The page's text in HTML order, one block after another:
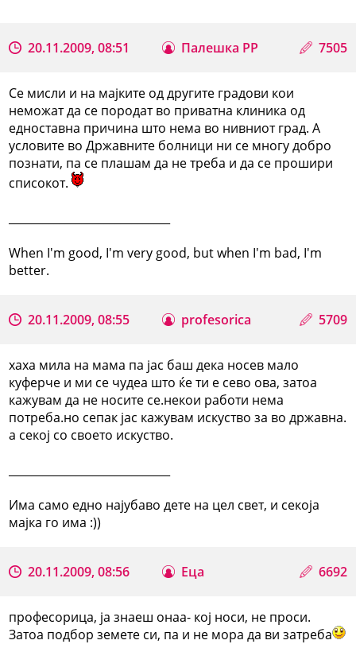
20.11.2009, 08:51 Палешка РР 7505
Се мисли и на мајките од другите градови кои
неможат да се породат во приватна клиника од
едноставна причина што нема во нивниот град. А
условите во Државните болници ни се многу добро
познати, па се плашам да не треба и да се прошири
списокот.
When I'm good, I'm very good, but when I'm bad, I'm
better.
20.11.2009, 08:55 profesorica 5709
хаха мила на мама па јас баш дека носев мало
куферче и ми се чудеа што ќе ти е сево ова, затоа
кажувам да не носите се.некои работи нема
потреба.но сепак јас кажувам искуство за во државна.
а секој со своето искуство.
Има само едно најубаво дете на цел свет, и секоја
мајка го има :))
20.11.2009, 08:56 Еца 6692
професорица, ја знаеш онаа- кој носи, не проси.
Затоа подбор земете си, па и не мора да ви затреба